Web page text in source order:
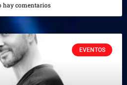
hay comentarios
EVENTOS